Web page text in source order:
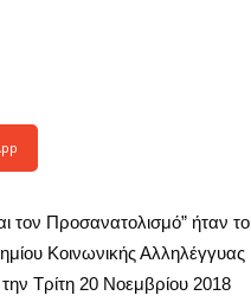
τον Προσανατολισμό” ήταν το
Κοινωνικής Αλληλέγγυας
Τρίτη 20 Νοεμβρίου 2018